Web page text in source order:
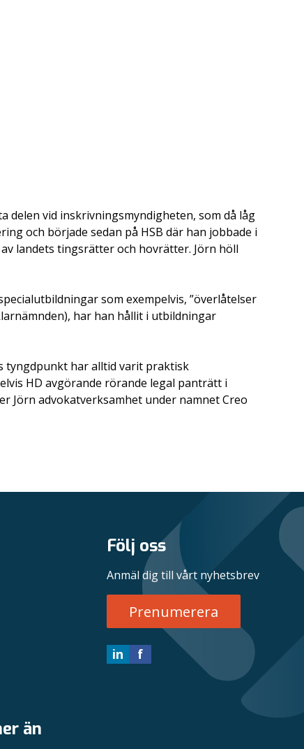
delen vid inskrivningsmyndigheten, som då låg
och började sedan på HSB där han jobbade i
landets tingsrätter och hovrätter. Jörn höll
som exempelvis, ”överlåtelser
har han hållit i utbildningar
tyngdpunkt har alltid varit praktisk
HD avgörande rörande legal panträtt i
Jörn advokatverksamhet under namnet Creo
än
Följ oss
Anmäl dig till vårt nyhetsbrev
Prenumerera
in f